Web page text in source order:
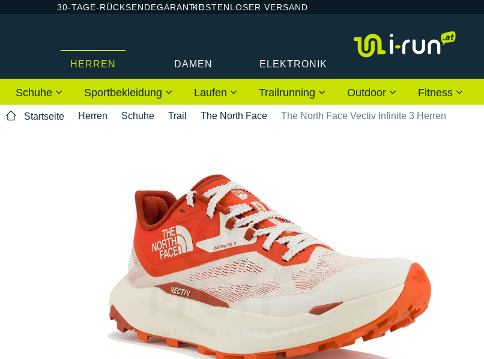
30-TAGE-RÜCKSENDEGARANTIEKOSTENLOSER VERSAND
HERREN DAMEN ELEKTRONIK
Schuhe Sportbekleidung Laufen Trailrunning Outdoor Fitness
Startseite Herren Schuhe Trail The North Face The North Face Vectiv Infinite 3 Herren